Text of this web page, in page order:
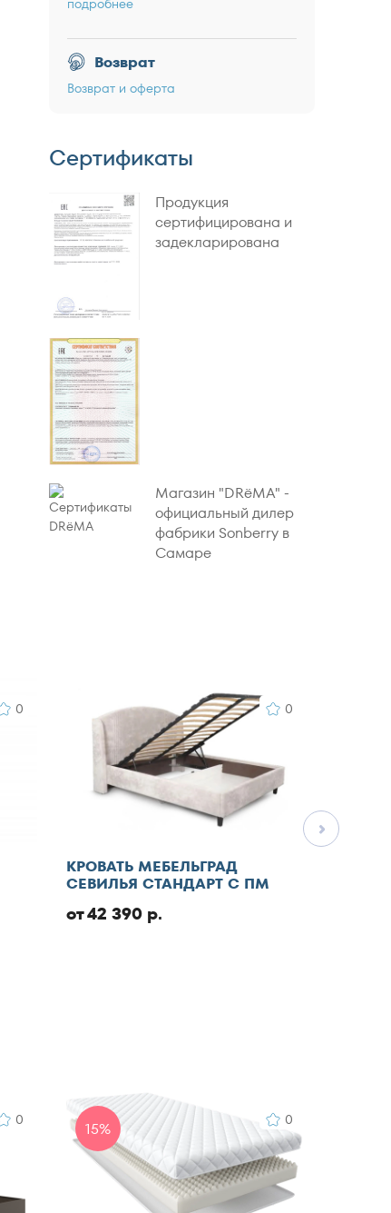
подробнее
Возврат
Возврат и оферта
Сертификаты
Продукция
сертифицирована и
задекларирована
Магазин "DRёMA" -
официальный дилер
фабрики Sonberry в
Самаре
0 0
КРОВАТЬ МЕБЕЛЬГРАД
СЕВИЛЬЯ СТАНДАРТ С ПМ
от 42 390 р.
0 15% 0